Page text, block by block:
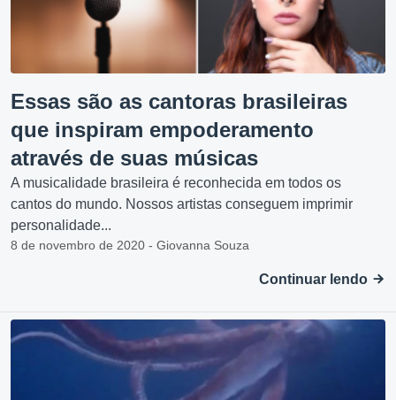
Essas são as cantoras brasileiras
que inspiram empoderamento
através de suas músicas
A musicalidade brasileira é reconhecida em todos os
cantos do mundo. Nossos artistas conseguem imprimir
personalidade...
8 de novembro de 2020 - Giovanna Souza
Continuar lendo